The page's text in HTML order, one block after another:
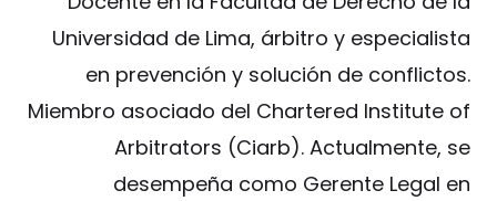
Universidad de Lima, árbitro y especialista
en prevención y solución de conflictos.
Miembro asociado del Chartered Institute of
Arbitrators (Ciarb). Actualmente, se
desempeña como Gerente Legal en